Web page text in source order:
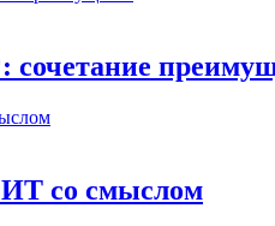
сочетание
со смыслом